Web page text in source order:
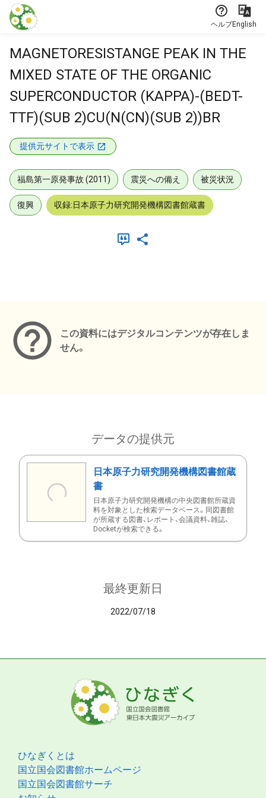
本文に飛ぶ
ヘルプEnglish
MAGNETORESISTANGE PEAK IN THE
MIXED STATE OF THE ORGANIC
SUPERCONDUCTOR (KAPPA)-(BEDT-
TTF)(SUB 2)CU(N(CN)(SUB 2))BR
提供元サイトで表示
福島第一原発事故 (2011) 震災への備え 被災状況
復興 収録:日本原子力研究開発機構図書館蔵書
この資料にはデジタルコンテンツが存在しま
せん。
データの提供元
日本原子力研究開発機構図書館蔵
書
日本原子力研究開発機構の中央図書館所蔵資
料を対象とした検索データベース。同図書館
が所蔵する図書、レポート、会議資料、雑誌、
Docketが検索できる。
最終更新日
2022/07/18
ひなぎくとは
国立国会図書館ホームページ
国立国会図書館サーチ